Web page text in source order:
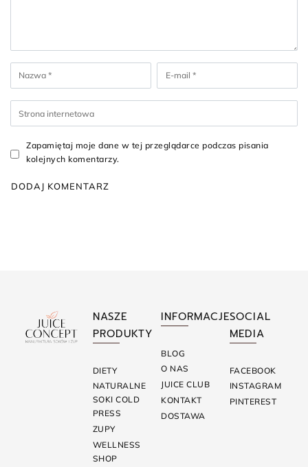
Zapamiętaj moje dane w tej przeglądarce podczas pisania
kolejnych komentarzy.
NASZE
PRODUKTY
DIETY
NATURALNE
SOKI COLD
PRESS
ZUPY
WELLNESS
SHOP
INFORMACJE
BLOG
O NAS
JUICE CLUB
KONTAKT
DOSTAWA
SOCIAL
MEDIA
FACEBOOK
INSTAGRAM
PINTEREST